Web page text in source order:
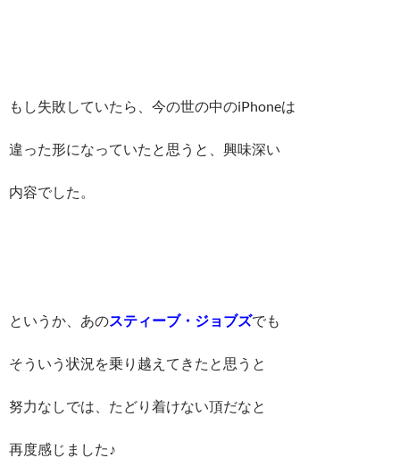
もし失敗していたら、今の世の中のiPhoneは
違った形になっていたと思うと、興味深い
内容でした。
というか、あのスティーブ・ジョブズでも
そういう状況を乗り越えてきたと思うと
努力なしでは、たどり着けない頂だなと
再度感じました♪